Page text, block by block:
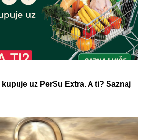
uz PerSu Extra. A ti? Saznaj